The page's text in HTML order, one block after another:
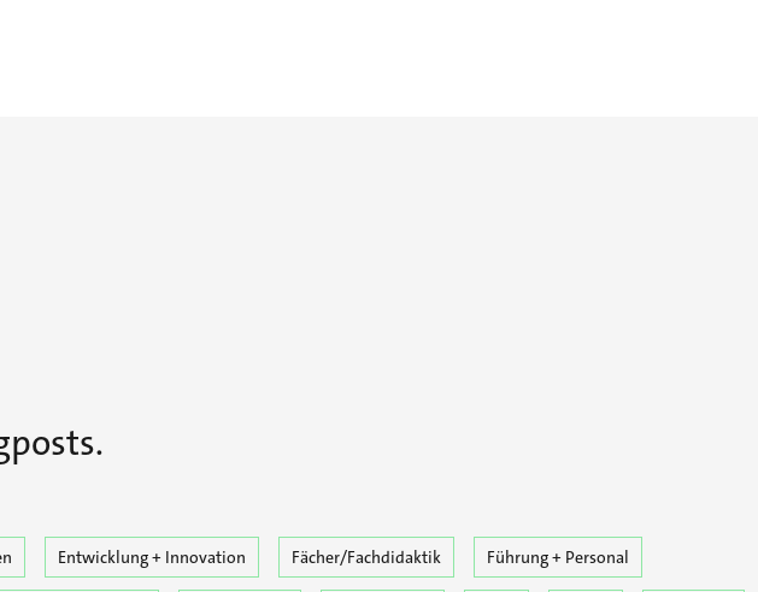
Entwicklung + Innovation Fächer/Fachdidaktik Führung + Personal